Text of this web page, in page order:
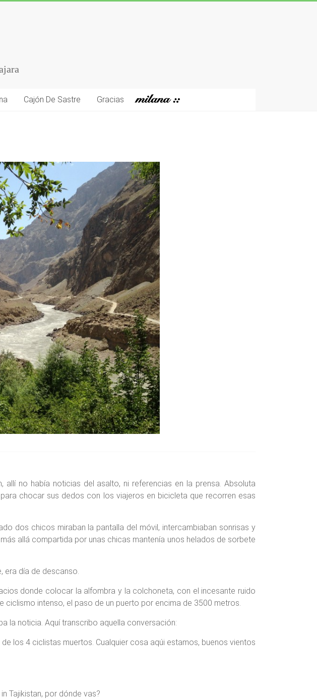
Cajón De Sastre Gracias
no había noticias del asalto, ni referencias en la prensa. Absoluta
chocar sus dedos con los viajeros en bicicleta que recorren esas
dos chicos miraban la pantalla del móvil, intercambiaban sonrisas y
allá compartida por unas chicas mantenía unos helados de sorbete
era día de descanso.
donde colocar la alfombra y la colchoneta, con el incesante ruido
ciclismo intenso, el paso de un puerto por encima de 3500 metros.
la noticia. Aquí transcribo aquella conversación:
los 4 ciclistas muertos. Cualquier cosa aqúi estamos, buenos vientos
Tajikistan, por dónde vas?